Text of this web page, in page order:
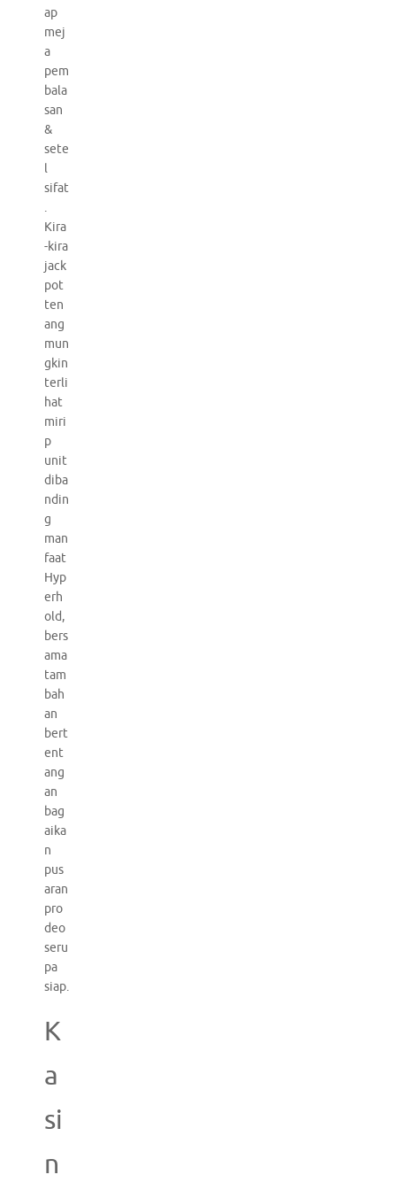
ap
mej
a
pem
bala
san
&
sete
l
sifat
.
Kira
-kira
jack
pot
ten
ang
mun
gkin
terli
hat
miri
p
unit
diba
ndin
g
man
faat
Hyp
erh
old,
bers
ama
tam
bah
an
bert
ent
ang
an
bag
aika
n
pus
aran
pro
deo
seru
pa
siap.
K
a
si
n